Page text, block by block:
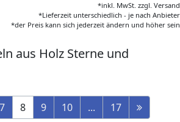
*inkl. MwSt. zzgl. Versand
*Lieferzeit unterschiedlich - je nach Anbieter
*der Preis kann sich jederzeit ändern und höher sein
aus Holz Sterne und
7 8 9 10 ... 17